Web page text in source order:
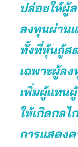
ปล่อยให้ผู้
ลงทุนผ่าน
ทั้งที่หุ้นกู้ส
เฉพาะผู้ล
เพิ่มผู้แทน
ให้เกิดกล
การแสดงค